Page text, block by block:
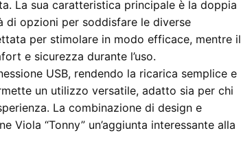
La sua caratteristica principale è la doppia
di opzioni per soddisfare le diverse
per stimolare in modo efficace, mentre il
e sicurezza durante l’uso.
USB, rendendo la ricarica semplice e
un utilizzo versatile, adatto sia per chi
La combinazione di design e
Viola “Tonny” un’aggiunta interessante alla